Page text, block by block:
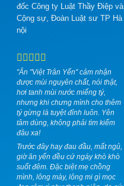
đốc Công ty Luật Thầy Điệp và
Cộng sự, Đoàn Luật sư TP Hà
nội
"Ăn "Việt Trân Yến" cảm nhận
được mùi nguyên chất, nói thật,
hơi tanh mùi nước miếng tý,
nhưng khi chưng mình cho thêm
tý gừng là tuyệt đỉnh luôn. Yên
tâm dùng, không phải tìm kiếm
đâu xa!
Trước đây hay đau đầu, mất ngủ,
giờ ăn yến đều cứ ngáy khò khò
suốt đêm. Đặc biệt mẹ chồng
mình, lông mày, lông mi gì mọc